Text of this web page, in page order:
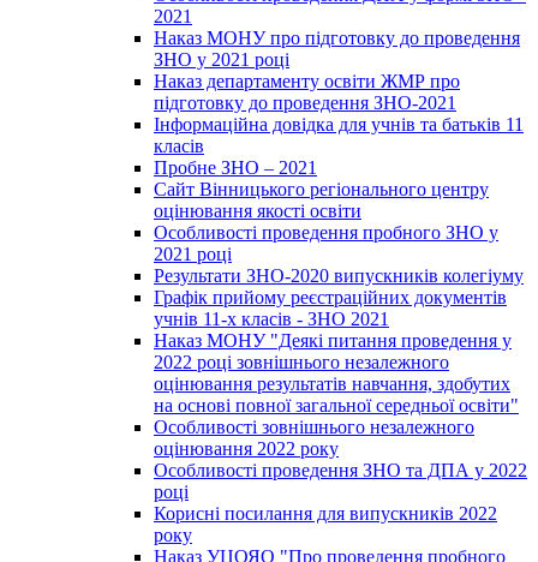
2021
Наказ МОНУ про підготовку до проведення
ЗНО у 2021 році
Наказ департаменту освіти ЖМР про
підготовку до проведення ЗНО-2021
Інформаційна довідка для учнів та батьків 11
класів
Пробне ЗНО – 2021
Сайт Вінницького регіонального центру
оцінювання якості освіти
Особливості проведення пробного ЗНО у
2021 році
Результати ЗНО-2020 випускників колегіуму
Графік прийому реєстраційних документів
учнів 11-х класів - ЗНО 2021
Наказ МОНУ "Деякі питання проведення у
2022 році зовнішнього незалежного
оцінювання результатів навчання, здобутих
на основі повної загальної середньої освіти"
Особливості зовнішнього незалежного
оцінювання 2022 року
Особливості проведення ЗНО та ДПА у 2022
році
Корисні посилання для випускників 2022
року
Наказ УЦОЯО "Про проведення пробного